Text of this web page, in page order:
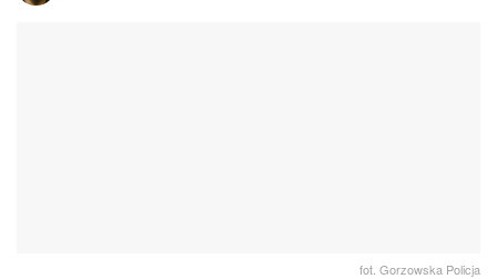
fot. Gorzowska Policja